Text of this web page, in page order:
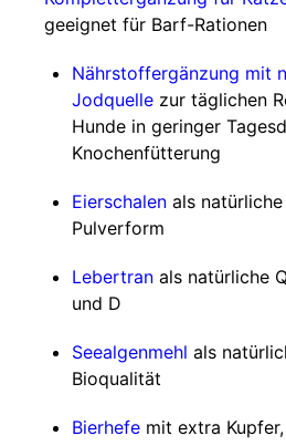
geeignet für Barf-Rationen
Nährstoffergänzung mit
Jodquelle zur täglichen
Hunde in geringer
Knochenfütterung
Eierschalen als
Pulverform
Lebertran als natürliche
und D
Seealgenmehl als
Bioqualität
Bierhefe mit extra